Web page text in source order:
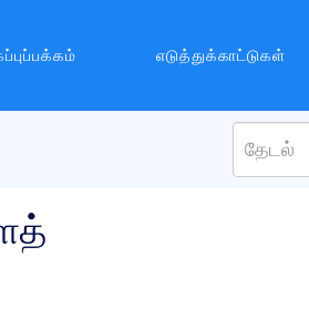
எடுத்துக்காட்டுகள்